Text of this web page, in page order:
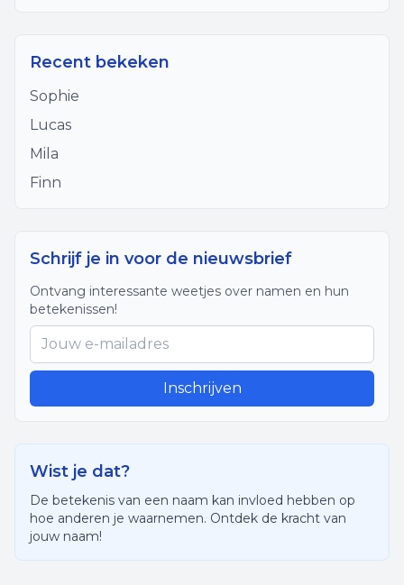
Recent bekeken
Sophie
Lucas
Mila
Finn
Schrijf je in voor de nieuwsbrief
Ontvang interessante weetjes over namen en hun
betekenissen!
Inschrijven
Wist je dat?
De betekenis van een naam kan invloed hebben op
hoe anderen je waarnemen. Ontdek de kracht van
jouw naam!